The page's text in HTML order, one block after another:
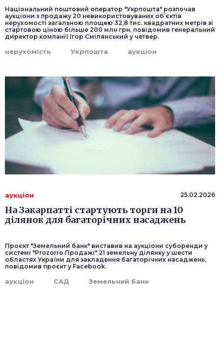
Національний поштовий оператор "Укрпошта" розпочав
аукціони з продажу 20 невикористовуваних об’єктів
нерухомості загальною площею 32,8 тис. квадратних метрів зі
стартовою ціною більше 200 млн грн, повідомив генеральний
директор компанії Ігор Смілянський у четвер.
нерухомість Укрпошта аукціон
аукціон 25.02.2026
На Закарпатті стартують торги на 10
ділянок для багаторічних насаджень
Проєкт "Земельний банк" виставив на аукціони суборенди у
системі "Prozorro.Продажі" 21 земельну ділянку у шести
областях України для закладення багаторічних насаджень,
повідомив проєкт у Facebook.
аукціон САД Земельний банк